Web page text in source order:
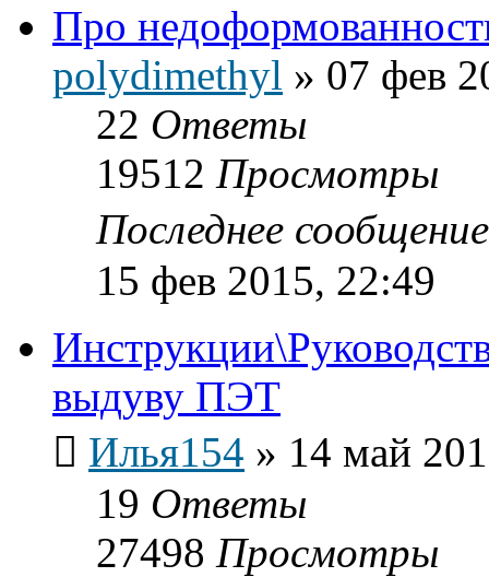
Про
polydimethyl » 07 фев
22 Ответы
19512 Просмотры
Последнее
15 фев 2015, 22:49
выдуву ПЭТ
Илья154 » 14 май
19 Ответы
27498 Просмотры